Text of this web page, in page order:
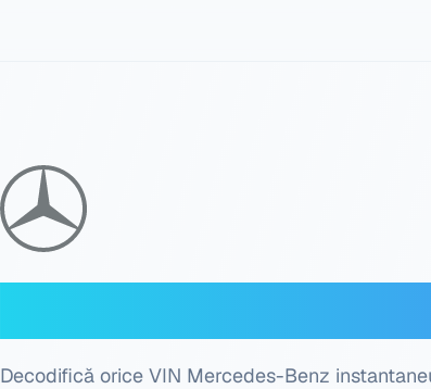
Decodifică orice VIN Mercedes-Benz